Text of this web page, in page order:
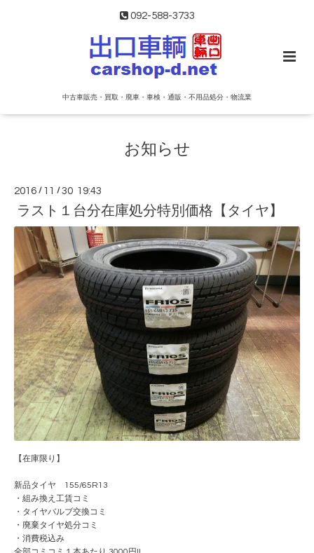
092-588-3733
中古車販売・買取・廃車・車検・通販・不用品処分・物流業
お知らせ
2016 / 11 /30 19:43
ラスト１台分在庫処分特別価格【タイヤ】
【在庫限り】
新品タイヤ 155/65R13
・組み換え工賃コミ
・タイヤバルブ交換コミ
・廃棄タイヤ処分コミ
・消費税込み